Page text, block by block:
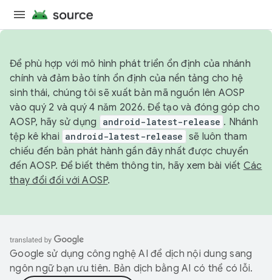
Để phù hợp với mô hình phát triển ổn định của nhánh
chính và đảm bảo tính ổn định của nền tảng cho hệ
sinh thái, chúng tôi sẽ xuất bản mã nguồn lên AOSP
vào quý 2 và quý 4 năm 2026. Để tạo và đóng góp cho
AOSP, hãy sử dụng
android-latest-release . Nhánh
tệp kê khai android-latest-release sẽ luôn tham
chiếu đến bản phát hành gần đây nhất được chuyển
đến AOSP. Để biết thêm thông tin, hãy xem bài viết Các
thay đổi đối với AOSP.
Google sử dụng công nghệ AI để dịch nội dung sang
ngôn ngữ bạn ưu tiên. Bản dịch bằng AI có thể có lỗi.